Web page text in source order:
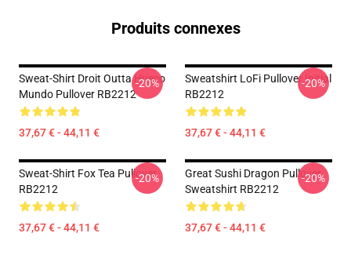
Produits connexes
Sweat-Shirt Droit Outta Hueco
Mundo Pullover RB2212
37,67 € - 44,11 €
-20%
Sweatshirt LoFi Pullover Initial
RB2212
37,67 € - 44,11 €
-20%
Sweat-Shirt Fox Tea Pullover
RB2212
37,67 € - 44,11 €
-20%
Great Sushi Dragon Pullover
Sweatshirt RB2212
37,67 € - 44,11 €
-20%